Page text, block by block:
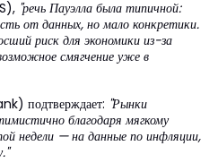
"речь Пауэлла была типичной:
от данных, но мало конкретики.
риск для экономики из-за
смягчение уже в
подтверждает: "Рынки
благодаря мягкому
недели — на данные по инфляции,